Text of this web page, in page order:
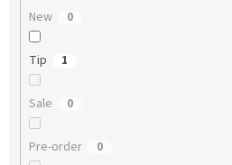
New 0
Tip 1
Sale 0
Pre-order 0